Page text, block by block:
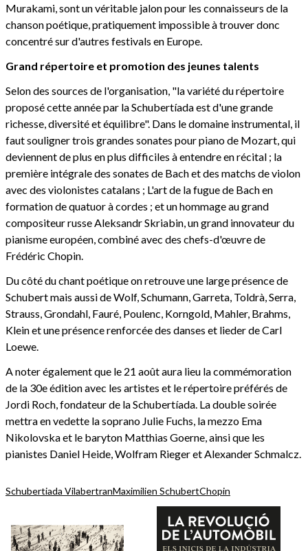
Murakami, sont un véritable jalon pour les connaisseurs de la
chanson poétique, pratiquement impossible à trouver donc
concentré sur d'autres festivals en Europe.
Grand répertoire et promotion des jeunes talents
Selon des sources de l'organisation, "la variété du répertoire
proposé cette année par la Schubertíada est d'une grande
richesse, diversité et équilibre". Dans le domaine instrumental, il
faut souligner trois grandes sonates pour piano de Mozart, qui
deviennent de plus en plus difficiles à entendre en récital ; la
première intégrale des sonates de Bach et des matchs de violon
avec des violonistes catalans ; L'art de la fugue de Bach en
formation de quatuor à cordes ; et un hommage au grand
compositeur russe Aleksandr Skriabin, un grand innovateur du
pianisme européen, combiné avec des chefs-d'œuvre de
Frédéric Chopin.
Du côté du chant poétique on retrouve une large présence de
Schubert mais aussi de Wolf, Schumann, Garreta, Toldrà, Serra,
Strauss, Grondahl, Fauré, Poulenc, Korngold, Mahler, Brahms,
Klein et une présence renforcée des danses et lieder de Carl
Loewe.
A noter également que le 21 août aura lieu la commémoration
de la 30e édition avec les artistes et le répertoire préférés de
Jordi Roch, fondateur de la Schubertíada. La double soirée
mettra en vedette la soprano Julie Fuchs, la mezzo Ema
Nikolovska et le baryton Matthias Goerne, ainsi que les
pianistes Daniel Heide, Wolfram Rieger et Alexander Schmalcz.
Schubertiada VilabertranMaximilien SchubertChopin